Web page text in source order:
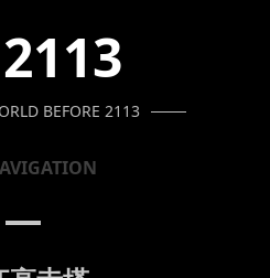
BEFORE 2113